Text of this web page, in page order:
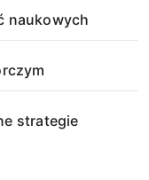
naukowych
strategie